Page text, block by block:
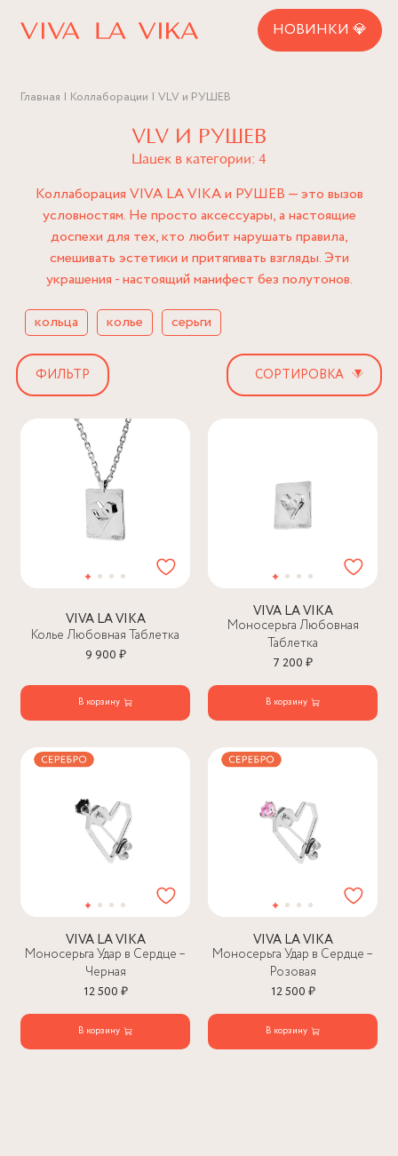
НОВИНКИ 💎
Главная Коллаборации VLV и РУШЕВ
VLV И РУШЕВ
Цацек в категории: 4
Коллаборация VIVA LA VIKA и РУШЕВ — это вызов
условностям. Не просто аксессуары, а настоящие
доспехи для тех, кто любит нарушать правила,
смешивать эстетики и притягивать взгляды.Эти
украшения - настоящий манифест без полутонов.
кольца колье серьги
ФИЛЬТР ▾
VIVA LA VIKA
Колье Любовная Таблетка
9 900 ₽
В корзину
VIVA LA VIKA
Моносерьга Любовная
Таблетка
7 200 ₽
В корзину
VIVA LA VIKA
Моносерьга Удар в Сердце –
Черная
12 500 ₽
В корзину
VIVA LA VIKA
Моносерьга Удар в Сердце –
Розовая
12 500 ₽
В корзину